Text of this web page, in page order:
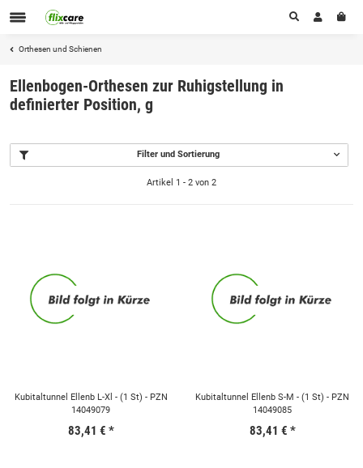
Orthesen und Schienen
Ellenbogen-Orthesen zur Ruhigstellung in
definierter Position, g
Filter und Sortierung
Artikel 1 - 2 von 2
Kubitaltunnel Ellenb L-Xl - (1 St) - PZN
14049079
83,41 € *
Kubitaltunnel Ellenb S-M - (1 St) - PZN
14049085
83,41 € *